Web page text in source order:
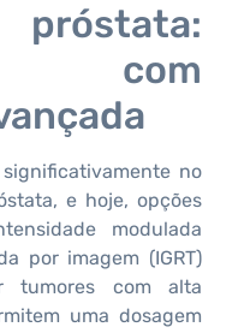
com
no
e hoje, opções
modulada
por imagem (IGRT)
tumores com alta
uma dosagem